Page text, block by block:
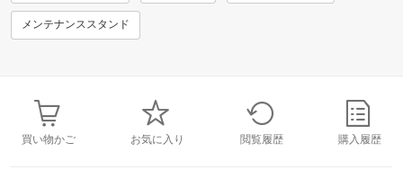
メンテナンススタンド
買い物かご お気に入り 閲覧履歴 購入履歴